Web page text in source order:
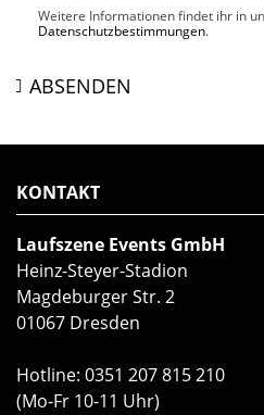
Weitere Informationen findet ihr in
Datenschutzbestimmungen.
ABSENDEN
KONTAKT
Laufszene Events GmbH
Heinz-Steyer-Stadion
Magdeburger Str. 2
01067 Dresden
Hotline: 0351 207 815 210
(Mo-Fr 10-11 Uhr)